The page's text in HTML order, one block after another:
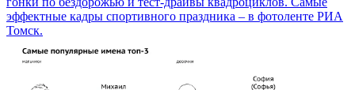
эффектные кадры спортивного праздника – в фотоленте РИА
Томск.